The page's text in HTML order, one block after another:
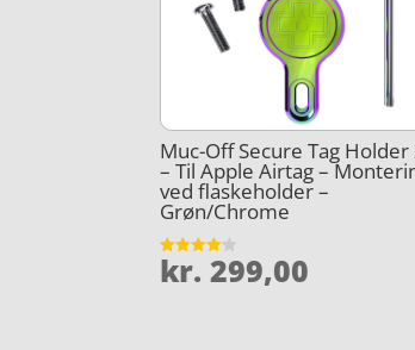
Muc-Off Secure Tag Holder
– Til Apple Airtag –
ved flaskeholder –
Grøn/Chrome
Vurderet
4.1
kr. 299,00